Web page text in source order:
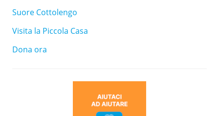
Suore Cottolengo
Visita la Piccola Casa
Dona ora